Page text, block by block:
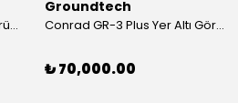
Conrad Geo-X4 Yer Altı Görüntüleme Sistemi
Groundtech
Conrad GR-3 Plus Yer Altı Görüntüleme Sistemi
₺ 70,000.00